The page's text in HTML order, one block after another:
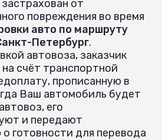
от
повреждения во время
авто по маршруту
Петербург.
автовоза, заказчик
счёт транспортной
прописанную в
Ваш автомобиль будет
его
и передают
готовности для перевода